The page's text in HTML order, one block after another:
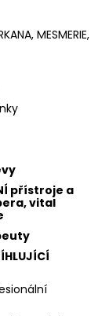
MESMERIE,
přístroje a
vital
DERMAPERO
36